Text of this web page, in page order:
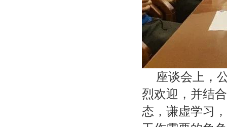
座谈会上，
烈欢迎，并结
态，谦虚学习